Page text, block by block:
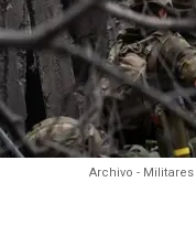
Archivo -